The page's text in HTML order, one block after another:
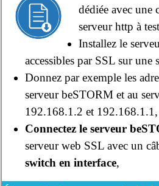
dédiée avec une
serveur http à
Installez le
accessibles par SSL sur une
Donnez par exemple les
serveur beSTORM et au
192.168.1.2 et 192.168.1.1,
Connectez le serveur
serveur web SSL avec un
switch en interface,